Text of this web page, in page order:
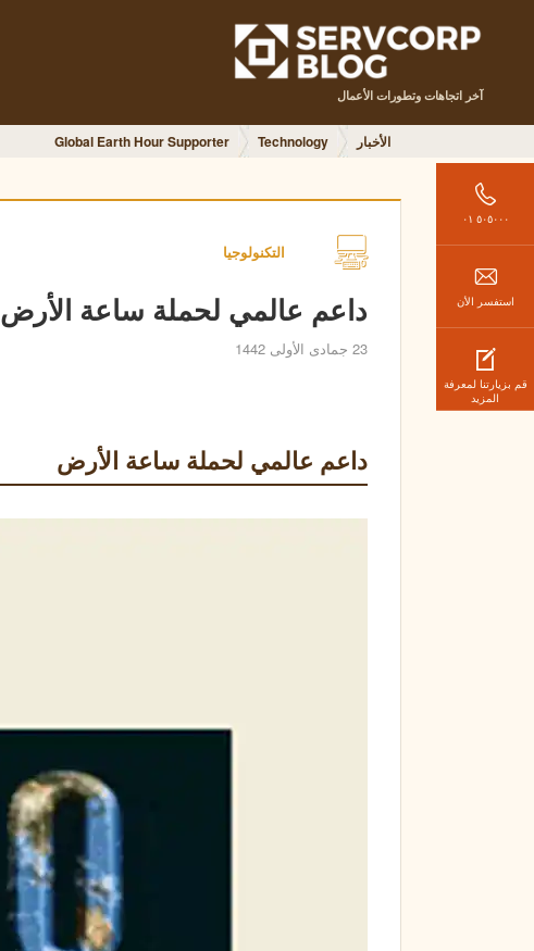
آخر اتجاهات وتطورات الأعمال
الأخبار Technology
Global Earth Hour Supporter
٥٠٥٠٠٠ ٠١
استفسر الأن
قم بزيارتنا لمعرفة
المزيد
التكنولوجيا
داعم عالمي لحملة ساعة الأرض
23 جمادى الأولى 1442
داعم عالمي لحملة ساعة الأرض